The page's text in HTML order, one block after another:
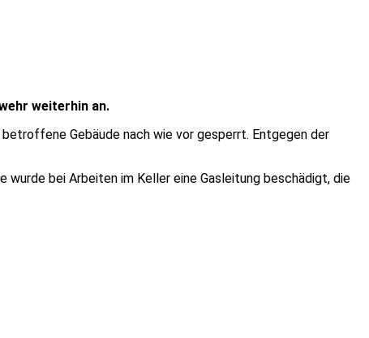
weiterhin an.
Gebäude nach wie vor gesperrt. Entgegen der
bei Arbeiten im Keller eine Gasleitung beschädigt, die